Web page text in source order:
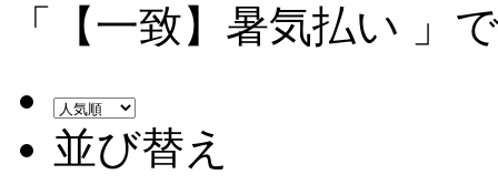
「【一致】暑気払い 」
並び替え